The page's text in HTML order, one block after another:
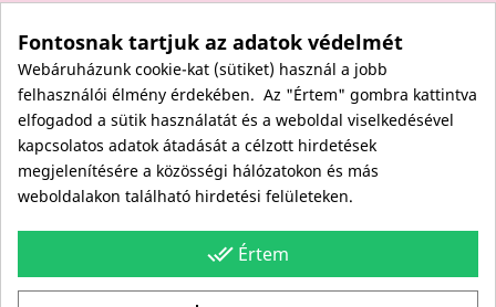
Rólunk
Kapcsolat
Viszonteladóknak
Kövess minket itt is!
Facebook
Site protected by reCAPTCHA.
Fontosnak tartjuk az adatok védelmét
Webáruházunk cookie-kat (sütiket) használ a jobb
felhasználói élmény érdekében. Az "Értem" gombra kattintva
elfogadod a sütik használatát és a weboldal viselkedésével
kapcsolatos adatok átadását a célzott hirdetések
megjelenítésére a közösségi hálózatokon és más
weboldalakon található hirdetési felületeken.
done_all Értem